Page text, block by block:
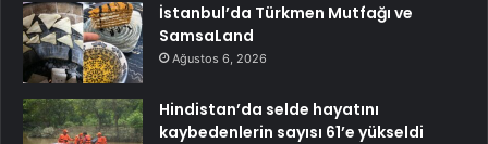
İstanbul’da Türkmen Mutfağı ve
SamsaLand
Ağustos 6, 2026
Hindistan’da selde hayatını
kaybedenlerin sayısı 61’e yükseldi